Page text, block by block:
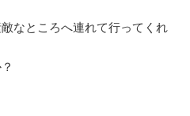
なところへ連れて行ってくれ